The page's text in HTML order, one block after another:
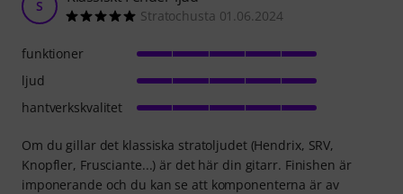
S
Stratochusta 01.06.2024
Om du gillar det klassiska stratoljudet (Hendrix, SRV,
Knopfler, Frusciante...) är det här din gitarr. Finishen är
imponerande och du kan se att komponenterna är av
funktioner
ljud
hantverkskvalitet